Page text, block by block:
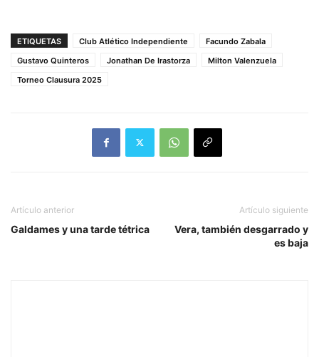
ETIQUETAS Club Atlético Independiente
Facundo Zabala
Gustavo Quinteros
Jonathan De Irastorza
Milton Valenzuela
Torneo Clausura 2025
Artículo anterior
Galdames y una tarde tétrica
Artículo siguiente
Vera, también desgarrado y
es baja